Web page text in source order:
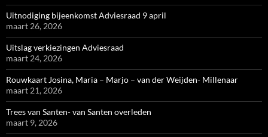
Uitnodiging bijeenkomst Adviesraad 9 april
maart 26, 2026
Uitslag verkiezingen Adviesraad
maart 24, 2026
Rouwkaart Josina, Maria – Marjo – van der Weijden- Millenaar
maart 21, 2026
Trees van Santen- van Santen overleden
maart 9, 2026